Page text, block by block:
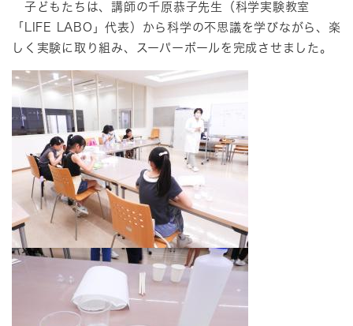
子どもたちは、講師の千原恭子先生（科学実験教室
「LIFE LABO」代表）から科学の不思議を学びながら、楽
しく実験に取り組み、スーパーボールを完成させました。